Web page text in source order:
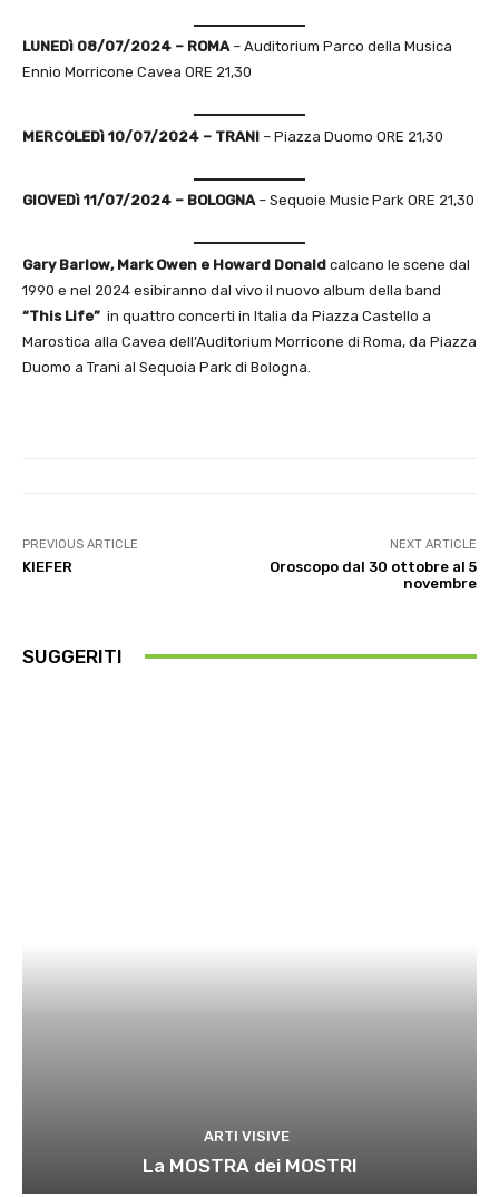
LUNEDì 08/07/2024 – ROMA– Auditorium Parco della Musica
Ennio Morricone Cavea ORE 21,30
MERCOLEDì 10/07/2024 – TRANI – Piazza Duomo ORE 21,30
GIOVEDì 11/07/2024 – BOLOGNA– Sequoie Music Park ORE 21,30
Gary Barlow, Mark Owen e Howard Donald calcano le scene dal
1990 e nel 2024 esibiranno dal vivo il nuovo album della band
“This Life” in quattro concerti in Italia da Piazza Castello a
Marostica alla Cavea dell’Auditorium Morricone di Roma, da Piazza
Duomo a Trani al Sequoia Park di Bologna.
PREVIOUS ARTICLE
KIEFER
NEXT ARTICLE
Oroscopo dal 30 ottobre al 5
novembre
SUGGERITI
ARTI VISIVE
La MOSTRA dei MOSTRI